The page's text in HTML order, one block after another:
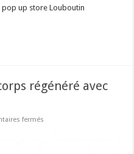
pop up store Louboutin
régénéré avec
fermés